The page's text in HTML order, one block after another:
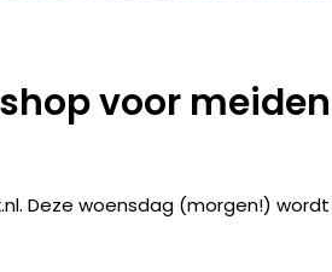
voor meiden
Deze woensdag (morgen!) wordt